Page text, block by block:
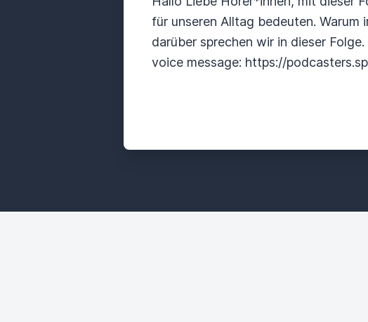
für unseren Alltag bedeuten.
darüber sprechen wir in dieser
voice message: https://